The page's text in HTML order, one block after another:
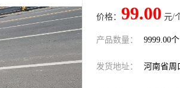
价格： 99.00 元/
产品数量： 9999.00个
发货地址： 河南省周